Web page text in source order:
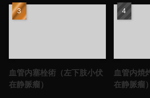
血管内塞栓術（左下肢小伏
在静脈瘤）
血管内焼
在静脈瘤）